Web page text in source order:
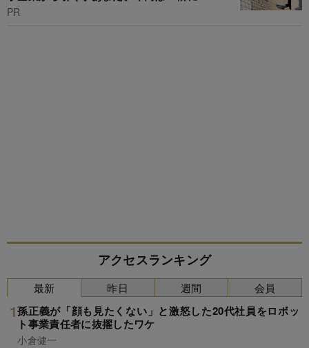
PR
アクセスランキング
最新
孫正義が「顔も見たくない」と激怒した20代社員をロボッ
ト事業責任者に抜擢したワケ
小倉健一
昨日 週間 会員